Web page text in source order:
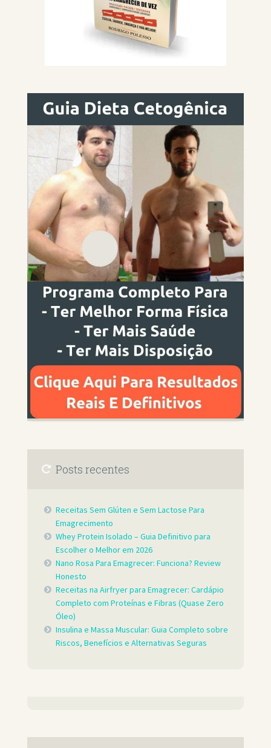
Posts recentes
Receitas Sem Glúten e Sem Lactose Para
Emagrecimento
Whey Protein Isolado – Guia Definitivo para
Escolher o Melhor em 2026
Nano Rosa Para Emagrecer: Funciona? Review
Honesto
Receitas na Airfryer para Emagrecer: Cardápio
Completo com Proteínas e Fibras (Quase Zero
Óleo)
Insulina e Massa Muscular: Guia Completo sobre
Riscos, Benefícios e Alternativas Seguras